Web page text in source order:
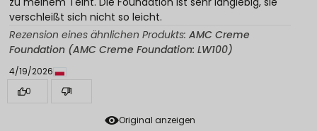
Original anzeigen
verschleißt sich nicht so leicht.
Rezension eines ähnlichen Produkts: AMC Creme
Foundation (AMC Creme Foundation: LW100)
4/19/2026
0
1